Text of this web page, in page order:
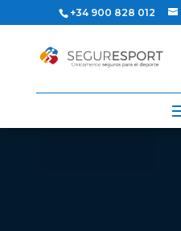
+34 900 828 012